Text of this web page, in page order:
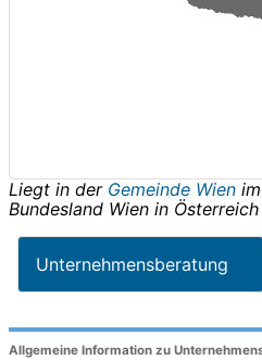
Liegt in der Gemeinde Wien im
Bundesland Wien in Österreich
Unternehmensberatung
Allgemeine Information zu